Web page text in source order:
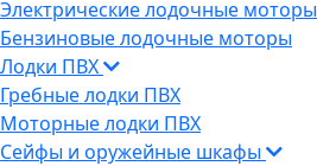
Электрические лодочные моторы
Бензиновые лодочные моторы
Лодки ПВХ
Гребные лодки ПВХ
Моторные лодки ПВХ
Сейфы и оружейные шкафы